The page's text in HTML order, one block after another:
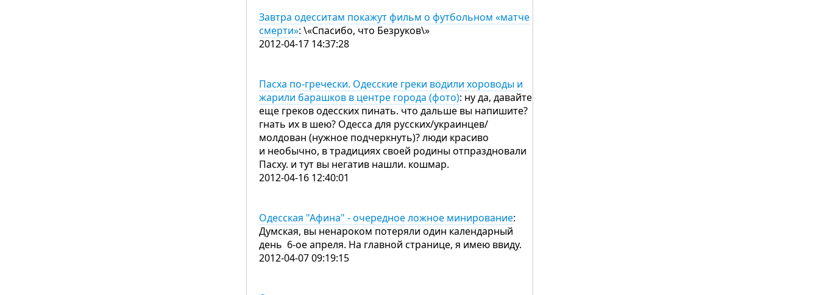
Завтра одесситам покажут фильм о футбольном «матче
смерти»: \«Спасибо, что Безруков\»
2012-04-17 14:37:28
Пасха по-гречески. Одесские греки водили хороводы и
жарили барашков в центре города (фото): ну да, давайте
еще греков одесских пинать. что дальше вы напишите?
гнать их в шею? Одесса для русских/украинцев/
молдован (нужное подчеркнуть)? люди красиво
и необычно, в традициях своей родины отпраздновали
Пасху. и тут вы негатив нашли. кошмар.
2012-04-16 12:40:01
Одесская "Афина" - очередное ложное минирование:
Думская, вы ненароком потеряли один календарный
день 6-ое апреля. На главной странице, я имею ввиду.
2012-04-07 09:19:15